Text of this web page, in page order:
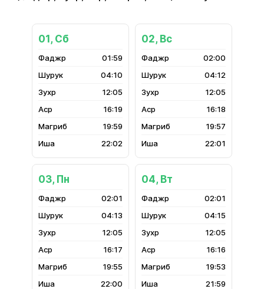
01, Сб
01:59
04:10
12:05
16:19
19:59
22:02
02, Вс
02:00
04:12
12:05
16:18
19:57
22:01
03, Пн
02:01
04:13
12:05
16:17
19:55
22:00
04, Вт
02:01
04:15
12:05
16:16
19:53
21:59